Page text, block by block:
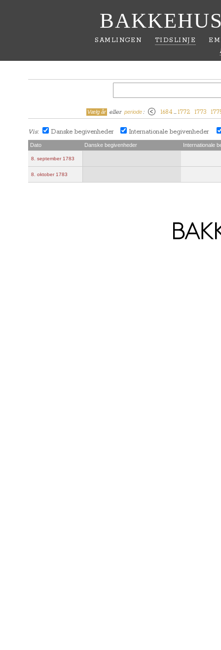
SAMLINGEN TIDSLINJE
Vælg år eller periode : 1684 …1772 1773
Vis: Danske begivenheder Internationale begivenheder
Dato Danske begivenheder Internationale
8. september 1783
8. oktober 1783